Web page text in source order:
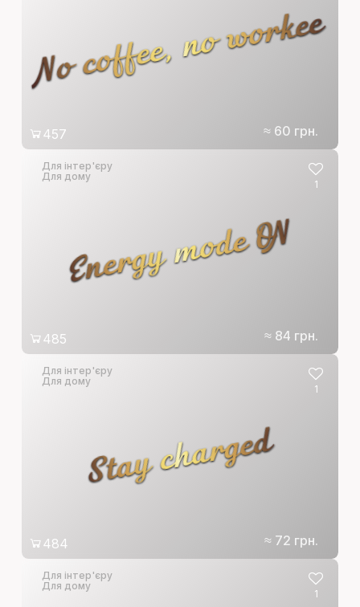
No coffee, no workee
≈ 60 грн.
457
Energy mode ON
Для інтер'єру
Для дому
≈ 84 грн.
1
485
Stay charged
Для інтер'єру
Для дому
≈ 72 грн.
1
484
Для інтер'єру
Для дому
1